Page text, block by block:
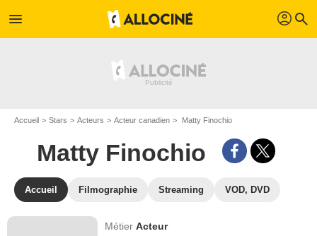
menu profil search
Accueil Stars Acteurs Acteur canadien Matty Finochio
Matty Finochio
Accueil Filmographie Streaming VOD, DVD
MétierActeur